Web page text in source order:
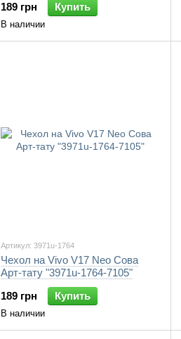
189 грн
Купить
В наличии
Артикул: 3971u-1764
Чехол на Vivo V17 Neo Сова
Арт-тату "3971u-1764-7105"
189 грн
Купить
В наличии